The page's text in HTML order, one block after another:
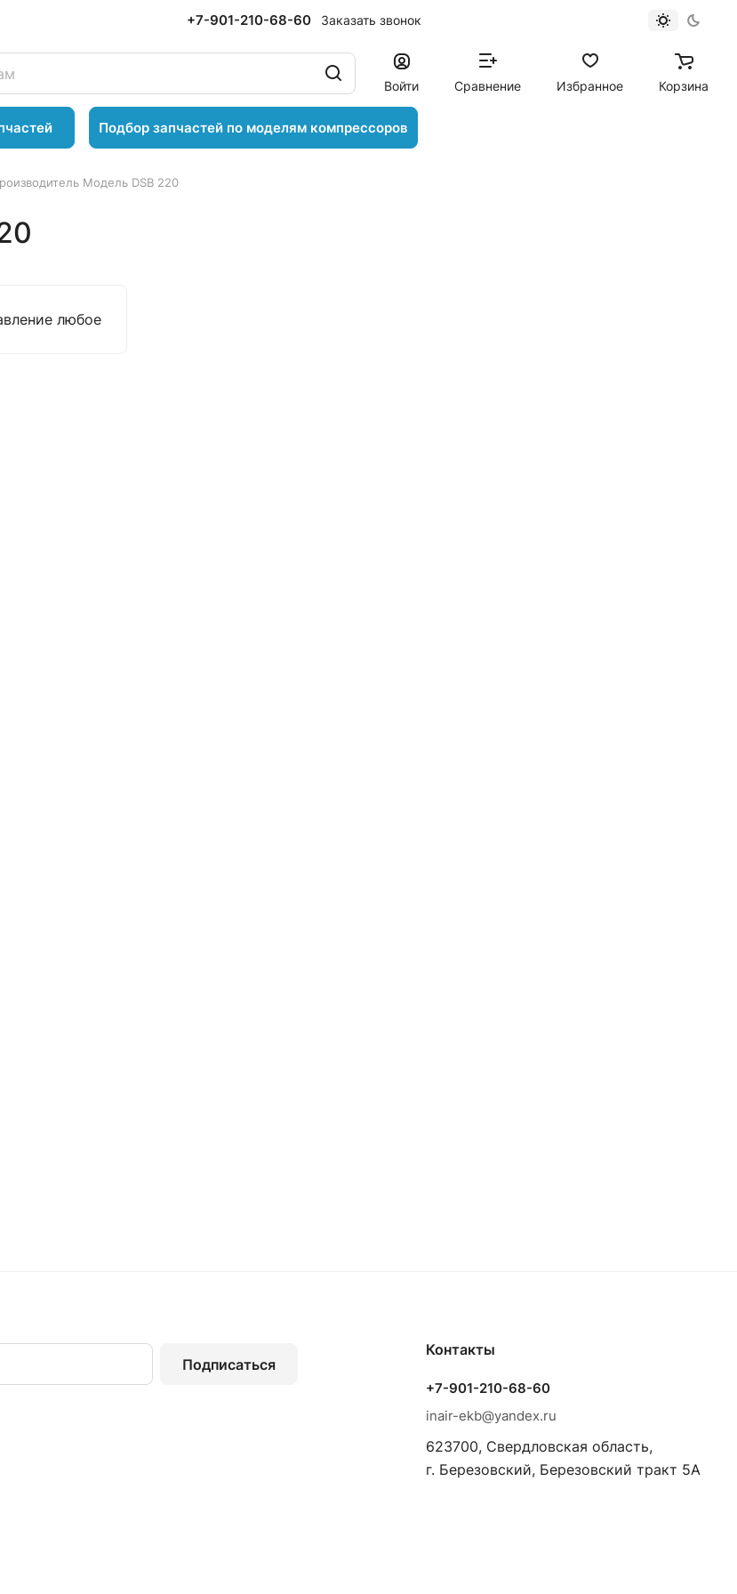
+7-901-210-68-60 Заказать звонок
Войти Сравнение Избранное Корзина
Подбор запчастей по моделям компрессоров
Модель DSB 220
любое
Подписаться
Контакты
+7-901-210-68-60
inair-ekb@yandex.ru
623700, Свердловская область,
г. Березовский, Березовский тракт 5А